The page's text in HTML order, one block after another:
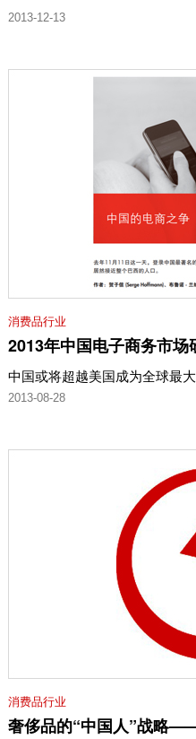
2013-12-13
消费品行业
2013年中国电子商务市场
中国或将超越美国成为全球最
2013-08-28
消费品行业
奢侈品的“中国人”战略